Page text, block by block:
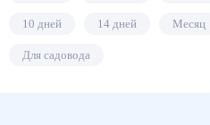
10 дней 14 дней Месяц
Для садовода